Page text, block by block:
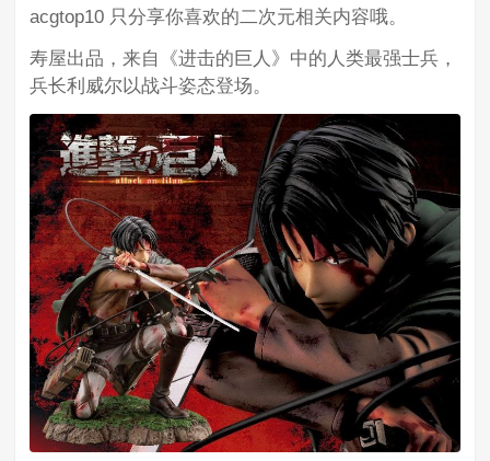
acgtop10 只分享你喜欢的二次元相关内容哦。
寿屋出品，来自《进击的巨人》中的人类最强士兵，
兵长利威尔以战斗姿态登场。